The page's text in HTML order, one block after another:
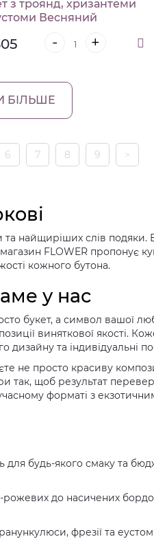
з троянд, хризантеми
Весняний
- +
БІЛЬШЕ
6 7 8 9 >
найщиріших слів подяки.
FLOWER пропонує
кожного бутона.
у нас
букет, а символ вашої
виняткової якості.
та індивідуальні
не просто красиву
так, щоб результат
форматі з
для будь-якого смаку та
рожевих до насичених
фрезії та